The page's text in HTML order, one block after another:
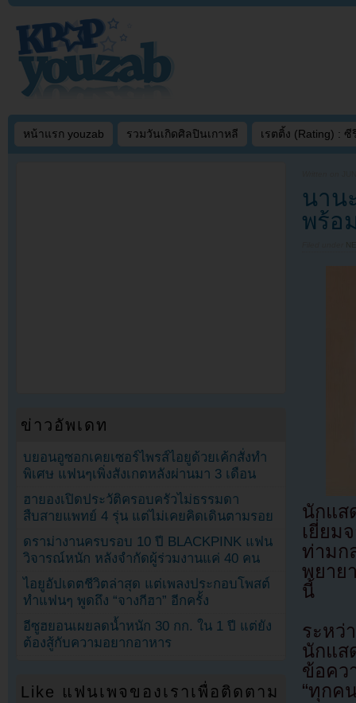
หน้าแรก youzab รวมวันเกิดศิลปินเกาหลี เรตติ้ง (Rating) : ซี
นาน
พร้อ
นักแส
เยี่ยม
ท่ามก
พยาย
นี้
ระหว่
นักแ
ข้อคว
“ทุกค
ข่าวอัพเดท
บยอนอูซอกเคยเซอร์ไพรส์ไอยูด้วยเค้กสั่งทำ
พิเศษ แฟนๆเพิ่งสังเกตหลังผ่านมา 3 เดือน
ฮายองเปิดประวัติครอบครัวไม่ธรรมดา
สืบสายแพทย์ 4 รุ่น แต่ไม่เคยคิดเดินตามรอย
ดราม่างานครบรอบ 10 ปี BLACKPINK แฟน
วิจารณ์หนัก หลังจำกัดผู้ร่วมงานแค่ 40 คน
ไอยูอัปเดตชีวิตล่าสุด แต่เพลงประกอบโพสต์
ทำแฟนๆ พูดถึง “จางกีฮา” อีกครั้ง
อีซูฮยอนเผยลดน้ำหนัก 30 กก. ใน 1 ปี แต่ยัง
ต้องสู้กับความอยากอาหาร
Like แฟนเพจของเราเพื่อติดตาม